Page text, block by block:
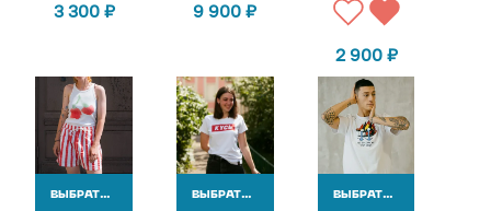
3 300 ₽ 9 900₽
2 900 ₽
ВЫБРАТЬ ВАРИАНТЫ ВЫБРАТЬ ВАРИАНТЫ ВЫБРАТЬ ВАРИАНТЫ